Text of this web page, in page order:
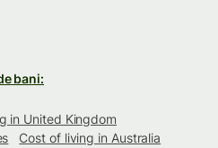
bani:
in United Kingdom
Cost of living in Australia